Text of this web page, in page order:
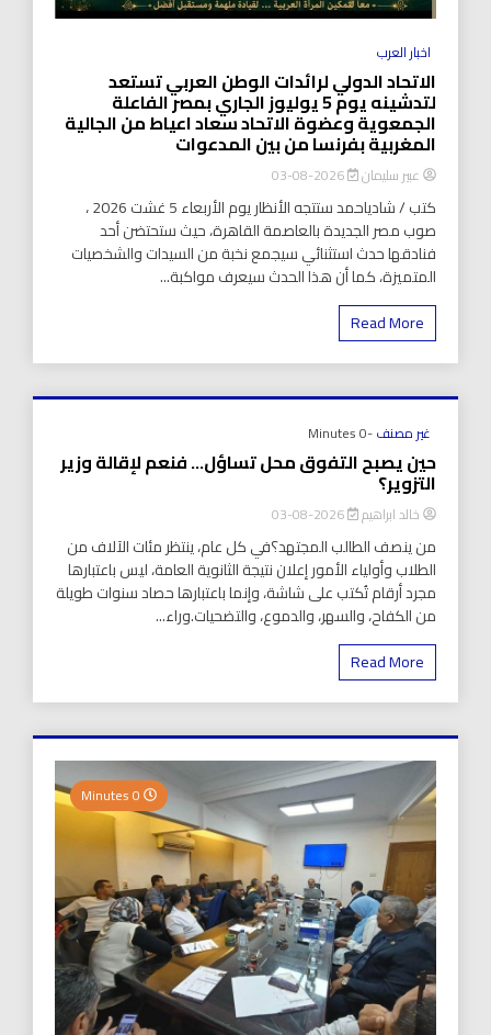
اخبار العرب
الاتحاد الدولي لرائدات الوطن العربي تستعد
لتدشينه يوم 5 يوليوز الجاري بمصر الفاعلة
الجمعوية وعضوة الاتحاد سعاد اعياط من الجالية
المغربية بفرنسا من بين المدعوات
عبير سليمان 2026-08-03
كتب / شادياحمد ستتجه الأنظار يوم الأربعاء 5 غشت 2026 ،
صوب مصر الجديدة بالعاصمة القاهرة، حيث ستحتضن أحد
فنادقها حدث استثنائي سيجمع نخبة من السيدات والشخصيات
المتميزة، كما أن هذا الحدث سيعرف مواكبة...
Read More
غير مصنف-0 Minutes
حين يصبح التفوق محل تساؤل… فنعم لإقالة وزير
التزوير؟
خالد ابراهيم 2026-08-03
من ينصف الطالب المجتهد؟في كل عام، ينتظر مئات الآلاف من
الطلاب وأولياء الأمور إعلان نتيجة الثانوية العامة، ليس باعتبارها
مجرد أرقام تُكتب على شاشة، وإنما باعتبارها حصاد سنوات طويلة
من الكفاح، والسهر، والدموع، والتضحيات.وراء...
Read More